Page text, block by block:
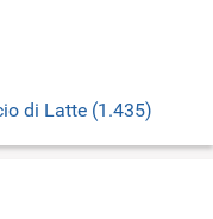
di Latte (1.435)